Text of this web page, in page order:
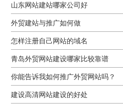
山东网站建站哪家公司好
外贸建站与推广如何做
怎样注册自己网站的域名
青岛外贸网站建设哪家比较靠谱
你能告诉我如何推广外贸网站吗？
建设高清网站建设的好处